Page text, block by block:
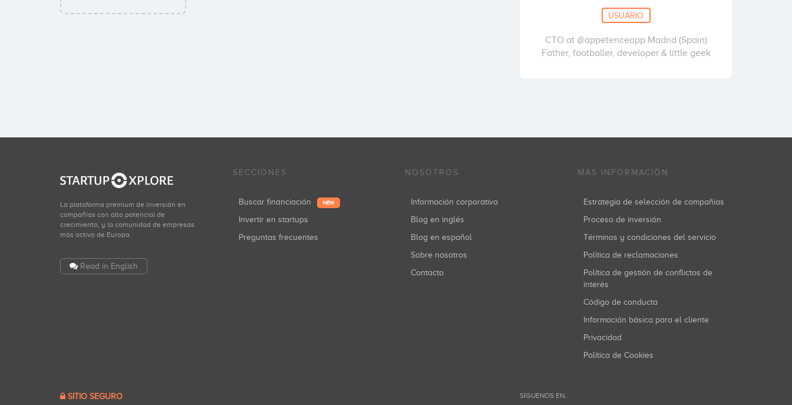
USUARIO
CTO at @appetenceapp Madrid (Spain)
Father, footballer, developer & little geek
La plataforma premium de inversión en
compañías con alto potencial de
crecimiento, y la comunidad de empresas
más activa de Europa.
Read in English
SECCIONES
Buscar financiación NEW
Invertir en startups
Preguntas frecuentes
NOSOTROS
Información corporativa
Blog en inglés
Blog en español
Sobre nosotros
Contacto
MÁS INFORMACIÓN
Estrategia de selección de compañías
Proceso de inversión
Términos y condiciones del servicio
Política de reclamaciones
Política de gestión de conflictos de
interés
Código de conducta
Información básica para el cliente
Privacidad
Política de Cookies
SITIO SEGURO SÍGUENOS EN...